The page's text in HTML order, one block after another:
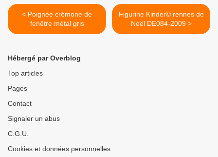
< Poignée crémone de
fenêtre métal gris
Figurine Kinder© rennes de
Noël DE084-2009 >
Hébergé par Overblog
Top articles
Pages
Contact
Signaler un abus
C.G.U.
Cookies et données personnelles